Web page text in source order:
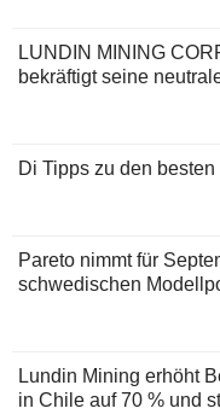
LUNDIN MINING
bekräftigt seine
Di Tipps zu den
Pareto nimmt für
schwedischen
Lundin Mining erhöht
in Chile auf 70 % und